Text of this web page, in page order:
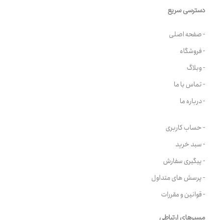
دسترسی سریع
- صفحه اصلی
- فروشگاه
- وبلاگ
- تماس با ما
- درباره ما
- حساب کاربری
- سبد خرید
- پیگیری سفارش
- پرسش های متداول
- قوانین و مقررات